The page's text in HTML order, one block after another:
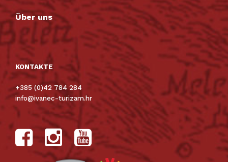
Über uns
KONTAKTE
+385 (0)42 784 284
info@ivanec-turizam.hr